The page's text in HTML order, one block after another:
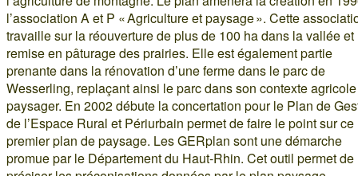
l’association A et P « Agriculture et paysage ». Cette
travaille sur la réouverture de plus de 100 ha dans la vallée et
remise en pâturage des prairies. Elle est également partie
prenante dans la rénovation d’une ferme dans le parc de
Wesserling, replaçant ainsi le parc dans son contexte
paysager. En 2002 débute la concertation pour le Plan de
de l’Espace Rural et Périurbain permet de faire le point sur ce
premier plan de paysage. Les GERplan sont une démarche
promue par le Département du Haut-Rhin. Cet outil permet de